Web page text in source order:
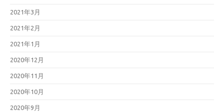
2021年3月
2021年2月
2021年1月
2020年12月
2020年11月
2020年10月
2020年9月